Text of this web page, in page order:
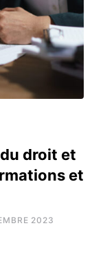
droit et
et
2023